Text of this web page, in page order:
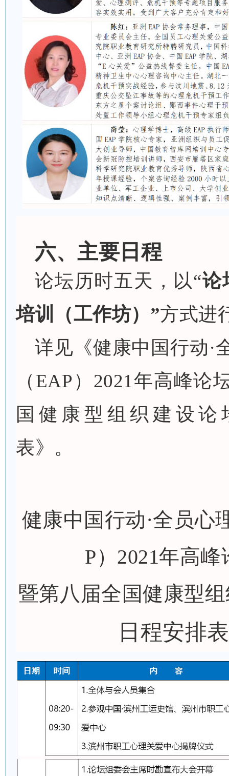
六、主要 日程
论坛历时五天，以“论
培训（工作坊）”方式进
详见《健康中国行动·
（EAP）2021年高峰论
国健康型组织建设论
表》。
健康中国行动·全员心
P）2021年高峰
暨第八届全国健康型
日程安排表